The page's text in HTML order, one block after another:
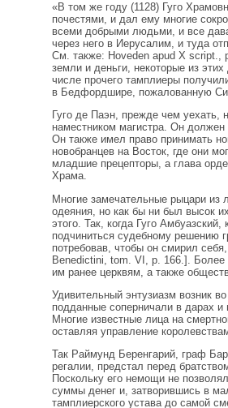
«В том же году (1128) Гуго
почестями, и дал ему многие
всеми добрыми людьми, и все
через него в Иерусалим, и туда
См. также: Hoveden apud X script.,
земли и деньги, некоторые из
числе прочего тамплиеры
в Бедфордшире, пожалованную
Гуго де Паэн, прежде чем уехать,
наместником магистра. Он
Он также имел право принимать
новобранцев на Восток, где они
младшие прецепторы, а глава
Храма.
Многие замечательные рыцари из
одеяния, но как бы ни был высок
этого. Так, когда Гуго
подчиниться судебному решению
потребовав, чтобы он смирил
Benedictini, tom. VI, p. 166.]. Более
им ранее церквям, а также
Удивительный энтузиазм возник
подданные соперничали в дарах и
Многие известные лица на
оставляя управление
Так Раймунд Беренгарий, граф
регалии, предстал перед
Поскольку его немощи не
суммы денег и, затворившись в
тамплиерского устава до самой